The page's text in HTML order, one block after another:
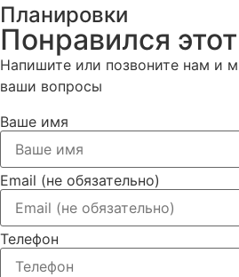
Планировки
Понравился
Напишите или позвоните нам и
ваши вопросы
Ваше имя
Email (не обязательно)
Телефон